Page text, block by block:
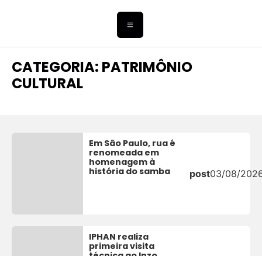
CATEGORIA: PATRIMÔNIO
CULTURAL
Em São Paulo, rua é
renomeada em
homenagem à
história do samba
post03/08/
IPHAN realiza
primeira visita